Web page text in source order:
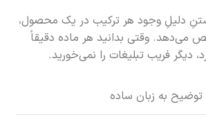
دلیلِ وجود هر ترکیب در یک محصول،
می‌دهد. وقتی بدانید هر ماده دقیقاً
دیگر فریب تبلیغات را نمی‌خورید.
توضیح به زبان ساده